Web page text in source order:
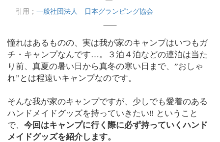
引用； 一般社団法人 日本グランピング協会
憧れはあるものの、実は我が家のキャンプはいつもガ
チ・キャンプなんです…。３泊４泊などの連泊は当た
り前、真夏の暑い日から真冬の寒い日まで、”おしゃ
れ”とは程遠いキャンプなのです。
そんな我が家のキャンプですが、少しでも愛着のある
ハンドメイドグッズを持っていきたい‼︎ ということ
で、 今回はキャンプに行く際に必ず持っていくハンド
メイドグッズを紹介します。